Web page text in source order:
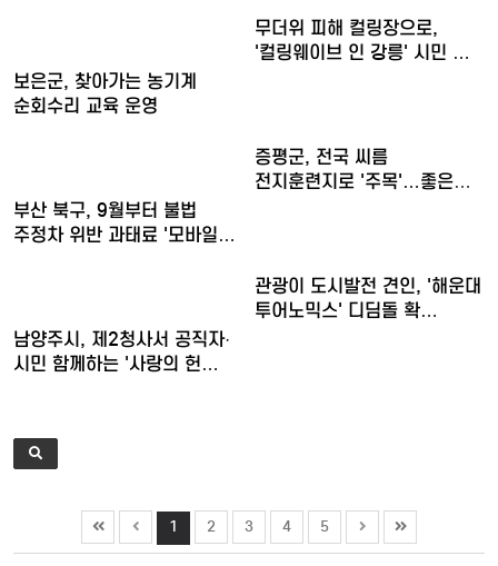
무더위 피해 컬링장으로,
'컬링웨이브 인 강릉' 시민 …
보은군, 찾아가는 농기계
순회수리 교육 운영
증평군, 전국 씨름
전지훈련지로 '주목'…좋은
부산 북구, 9월부터 불법
주정차 위반 과태료 '모바일…
관광이 도시발전 견인, '해운대
투어노믹스' 디딤돌 확…
남양주시, 제2청사서 공직자·
시민 함께하는 '사랑의 헌…
1 2 3 4 5